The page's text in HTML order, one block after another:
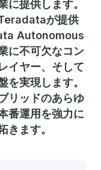
に提供します。
が提供
Autonomous
に不可欠なコン
イヤー、そして
を実現します。
リッドのあらゆ
番運用を強力に
きます。